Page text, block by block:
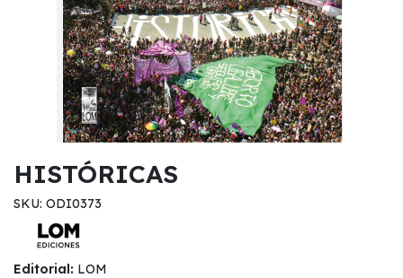
HISTÓRICAS
SKU: ODI0373
Editorial: LOM